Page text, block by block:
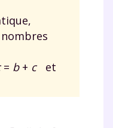
= b+ cet